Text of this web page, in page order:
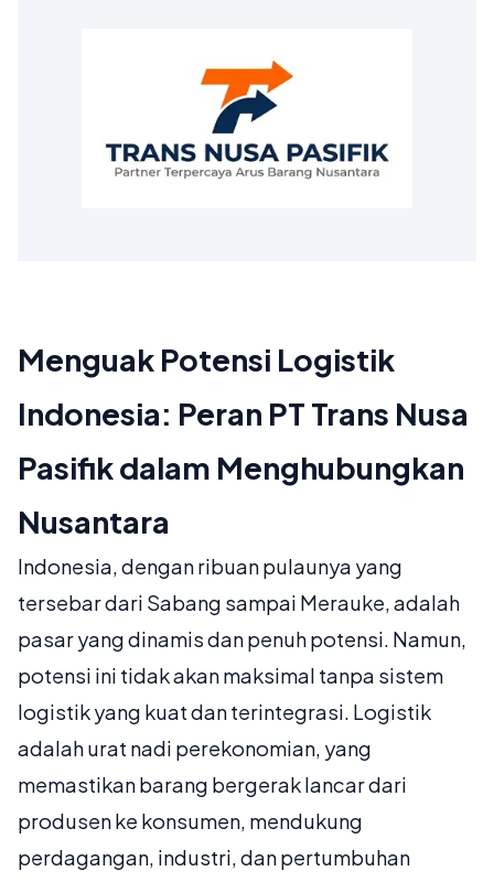
Menguak Potensi Logistik
Indonesia: Peran PT Trans Nusa
Pasifik dalam Menghubungkan
Nusantara
Indonesia, dengan ribuan pulaunya yang
tersebar dari Sabang sampai Merauke, adalah
pasar yang dinamis dan penuh potensi. Namun,
potensi ini tidak akan maksimal tanpa sistem
logistik yang kuat dan terintegrasi. Logistik
adalah urat nadi perekonomian, yang
memastikan barang bergerak lancar dari
produsen ke konsumen, mendukung
perdagangan, industri, dan pertumbuhan